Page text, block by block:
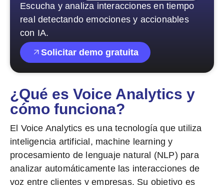
Escucha y analiza interacciones en tiempo
real detectando emociones y accionables
con IA.
Solicitar demo gratuita
¿Qué es Voice Analytics y
cómo funciona?
El Voice Analytics es una tecnología que utiliza
inteligencia artificial, machine learning y
procesamiento de lenguaje natural (NLP) para
analizar automáticamente las interacciones de
voz entre clientes y empresas. Su objetivo es